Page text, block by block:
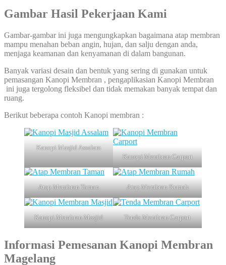
Gambar Hasil Pekerjaan Kami
Gambar-gambar ini juga mengungkapkan bagaimana atap membran
mampu menahan beban angin, hujan, dan salju dengan anda,
menjaga keamanan dan kenyamanan di dalam bangunan.
Banyak variasi desain dan bentuk yang sering di gunakan untuk
pemasangan Kanopi Membran , pengaplikasian Kanopi Membran
ini juga tergolong fleksibel dan tidak memakan banyak tempat dan
ruang.
Berikut beberapa contoh Kanopi membran :
Kanopi Masjid Assalam
Kanopi Membran Carport
Atap Membran Taman Atap Membran Rumah
Kanopi Membran Masjid Tenda Membran Carport
Informasi Pemesanan Kanopi Membran
Magelang